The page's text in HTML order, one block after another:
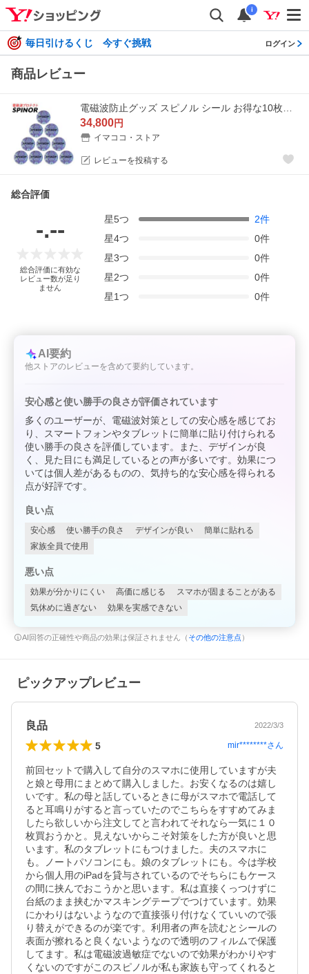
i
毎日引けるくじ 今すぐ挑戦 ログイン
商品レビュー
34,800円
イマココ・ストア
レビューを投稿する
総合評価
-.--
総合評価に有効な
レビュー数が足り
ません
星5つ 2件
星4つ 0件
星3つ 0件
星2つ 0件
星1つ 0件
AI要約
他ストアのレビューを含めて要約しています。
安心感と使い勝手の良さが評価されています
多くのユーザーが、電磁波対策としての安心感を感じてお
り、スマートフォンやタブレットに簡単に貼り付けられる
使い勝手の良さを評価しています。また、デザインが良
く、見た目にも満足しているとの声が多いです。効果につ
いては個人差があるものの、気持ち的な安心感を得られる
点が好評です。
良い点
安心感 使い勝手の良さ デザインが良い
簡単に貼れる
家族全員で使用
悪い点
効果が分かりにくい 高価に感じる
スマホが固まることがある
気休めに過ぎない
効果を実感できない
AI回答の正確性や商品の効果は保証されません（ その他の注意点 ）
ピックアップレビュー
良品 2022/3/3
5 mir********さん
前回セットで購入して自分のスマホに使用していますが夫
と娘と母用にまとめて購入しました。お安くなるのは嬉し
いです。私の母と話しているときに母がスマホで電話して
ると耳鳴りがすると言っていたのでこちらをすすめてみま
したら欲しいから注文してと言われてそれなら一気に１０
枚買おうかと。見えないからこそ対策をした方が良いと思
います。私のタブレットにもつけました。夫のスマホに
も。ノートパソコンにも。娘のタブレットにも。今は学校
から個人用のiPadを貸与されているのでそちらにもケース
の間に挟んでおこうかと思います。私は直接くっつけずに
台紙のまま挟むかマスキングテープでつけています。効果
にかわりはないようなので直接張り付けなくていいので張
り替えができるのが楽です。利用者の声を読むとシールの
表面が擦れると良くないようなので透明のフィルムで保護
してます。私は電磁波過敏症でないので効果がわかりやす
くないのですがこのスピノルが私も家族も守ってくれると